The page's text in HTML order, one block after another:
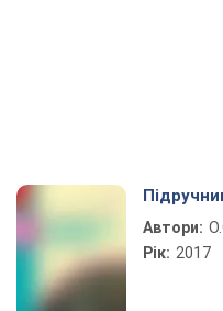
Автори:
Рік: 2017